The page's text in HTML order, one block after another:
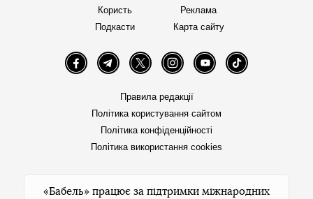
Користь
Подкасти
Реклама
Карта сайту
FacebookTelegramTwitter InstagramYouTube TikTok
Правила редакції
Політика користування сайтом
Політика конфіденційності
Політика використання cookies
«Бабель» працює за підтримки міжнародних